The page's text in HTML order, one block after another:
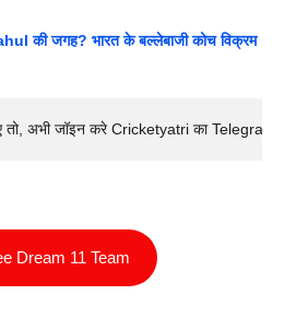
की जगह? भारत के बल्लेबाजी कोच विक्रम
तो, अभी जॉइन करे Cricketyatri का
Dream 11 Team